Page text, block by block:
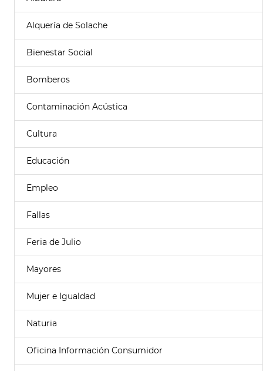
Alquería de Solache
Bienestar Social
Bomberos
Contaminación Acústica
Cultura
Educación
Empleo
Fallas
Feria de Julio
Mayores
Mujer e Igualdad
Naturia
Oficina Información Consumidor